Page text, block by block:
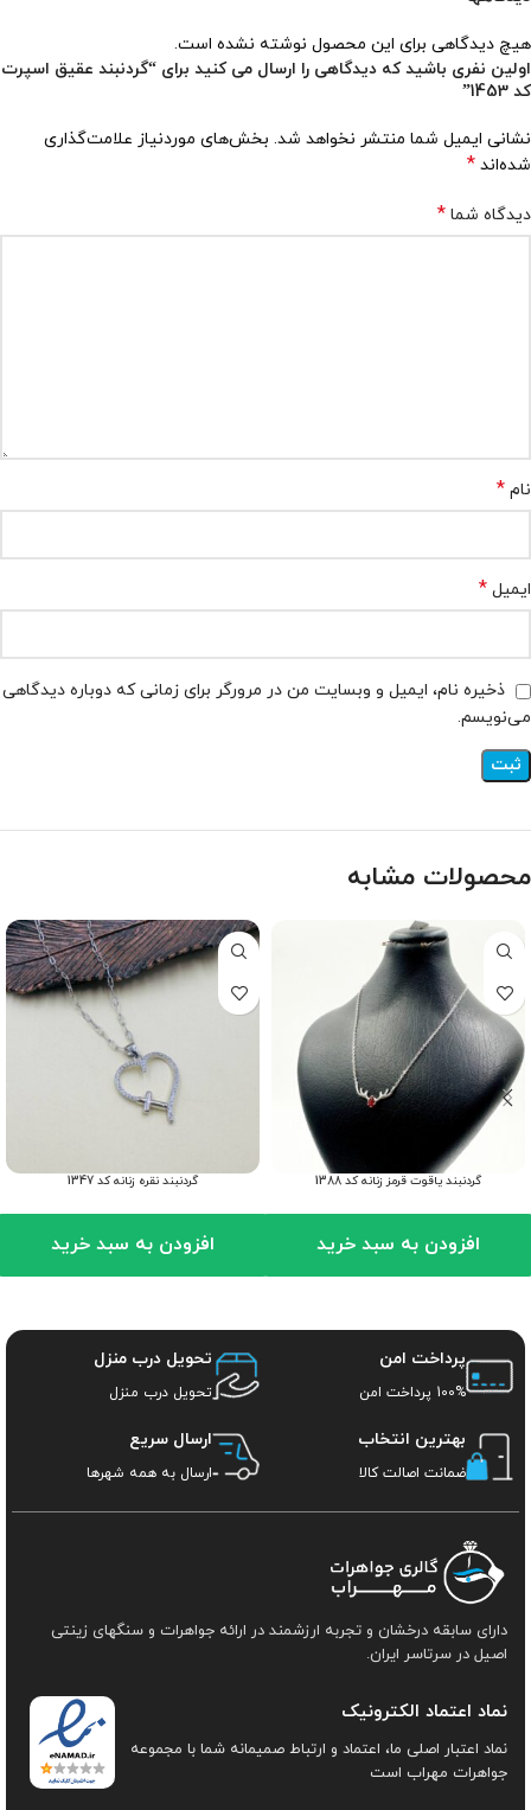
هیچ دیدگاهی برای این محصول نوشته نشده است.
اولین نفری باشید که دیدگاهی را ارسال می کنید برای “گردنبند عقیق اسپرت
کد 1453”
نشانی ایمیل شما منتشر نخواهد شد. بخش‌های موردنیاز علامت‌گذاری
شده‌اند *
دیدگاه شما *
نام *
ایمیل *
ذخیره نام، ایمیل و وبسایت من در مرورگر برای زمانی که دوباره دیدگاهی
می‌نویسم.
محصولات مشابه
گردنبند یاقوت قرمز زنانه کد 1388
افزودن به سبد خرید
گردنبند نقره زنانه کد 1347
افزودن به سبد خرید
پرداخت امن
100% پرداخت امن
تحویل درب منزل
تحویل درب منزل
بهترین انتخاب
ضمانت اصالت کالا
ارسال سریع
ارسال به همه شهرها
دارای سابقه درخشان و تجربه ارزشمند در ارائه جواهرات و سنگهای زینتی
اصیل در سرتاسر ایران.
نماد اعتماد الکترونیک
نماد اعتبار اصلی ما، اعتماد و ارتباط صمیمانه شما با مجموعه
جواهرات مهراب است